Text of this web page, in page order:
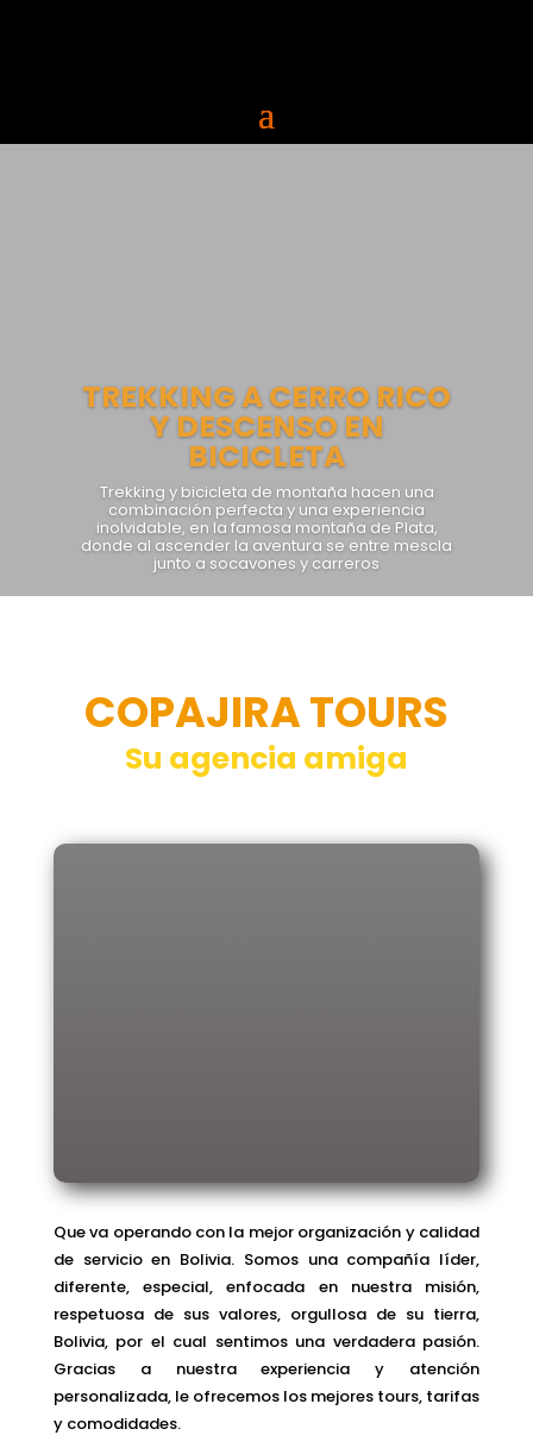
TREKKING A CERRO RICO
Y DESCENSO EN
BICICLETA
Trekking y bicicleta de montaña hacen una
combinación perfecta y una experiencia
inolvidable, en la famosa montaña de Plata,
donde al ascender la aventura se entre mescla
junto a socavones y carreros
COPAJIRA TOURS
Su agencia amiga
Que va operando con la mejor organización y calidad
de servicio en Bolivia. Somos una compañía líder,
diferente, especial, enfocada en nuestra misión,
respetuosa de sus valores, orgullosa de su tierra,
Bolivia, por el cual sentimos una verdadera pasión.
Gracias a nuestra experiencia y atención
personalizada, le ofrecemos los mejores tours, tarifas
y comodidades.